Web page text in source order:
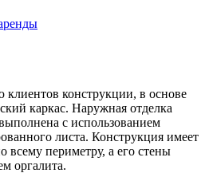
конструкции, в основе
каркас. Наружная отделка
с использованием
листа. Конструкция имеет
всему периметру, а его стены
оргалита.